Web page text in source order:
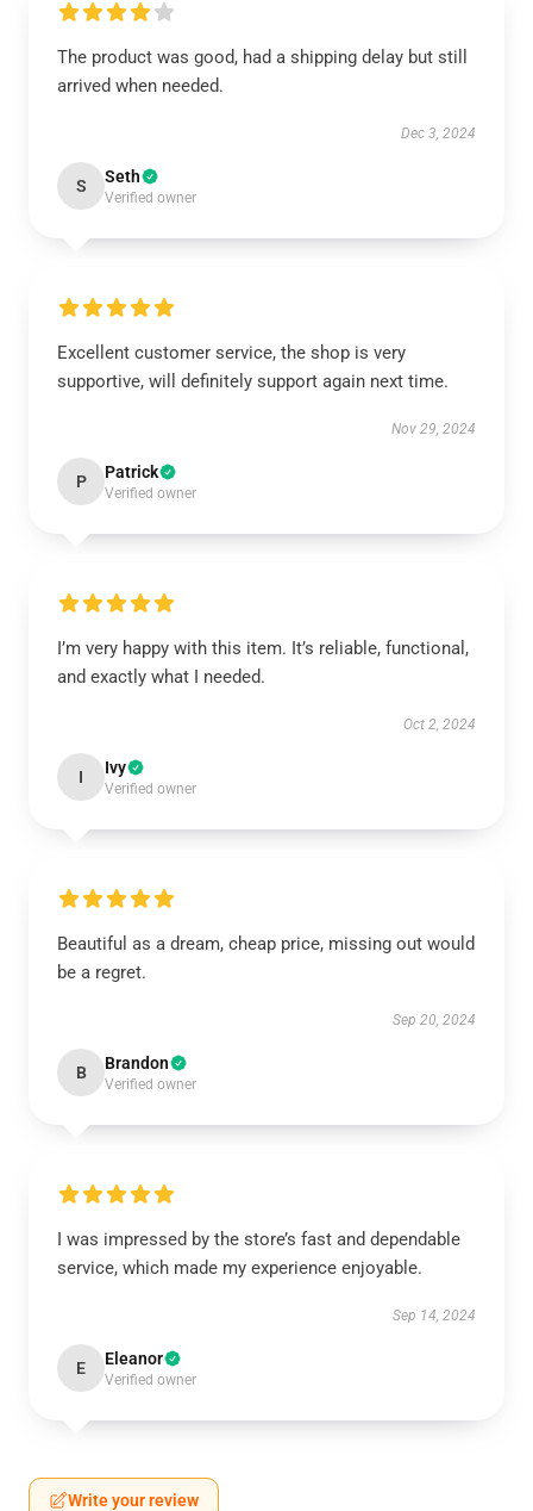
The product was good, had a shipping delay but still
arrived when needed.
Dec 3, 2024
S Seth
Verified owner
Excellent customer service, the shop is very
supportive, will definitely support again next time.
Nov 29, 2024
P Patrick
Verified owner
I’m very happy with this item. It’s reliable, functional,
and exactly what I needed.
Oct 2, 2024
I Ivy
Verified owner
Beautiful as a dream, cheap price, missing out would
be a regret.
Sep 20, 2024
B Brandon
Verified owner
I was impressed by the store’s fast and dependable
service, which made my experience enjoyable.
Sep 14, 2024
E Eleanor
Verified owner
Write your review